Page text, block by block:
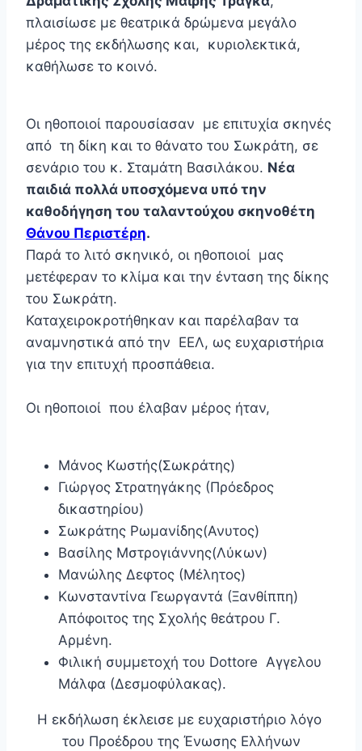
πλαισίωσε με θεατρικά δρώμενα μεγάλο
μέρος της εκδήλωσης και, κυριολεκτικά,
καθήλωσε το κοινό.
Οι ηθοποιοί παρουσίασαν με επιτυχία σκηνές
από τη δίκη και το θάνατο του Σωκράτη, σε
σενάριο του κ. Σταμάτη Βασιλάκου. Νέα
παιδιά πολλά υποσχόμενα υπό την
καθοδήγηση του ταλαντούχου σκηνοθέτη
Θάνου Περιστέρη.
Παρά το λιτό σκηνικό, οι ηθοποιοί μας
μετέφεραν το κλίμα και την ένταση της δίκης
του Σωκράτη.
Καταχειροκροτήθηκαν και παρέλαβαν τα
αναμνηστικά από την ΕΕΛ, ως ευχαριστήρια
για την επιτυχή προσπάθεια.
Οι ηθοποιοί που έλαβαν μέρος ήταν,
Μάνος Κωστής(Σωκράτης)
Γιώργος Στρατηγάκης (Πρόεδρος
δικαστηρίου)
Σωκράτης Ρωμανίδης(Ανυτος)
Βασίλης Μστρογιάννης(Λύκων)
Μανώλης Δεφτος (Μέλητος)
Κωνσταντίνα Γεωργαντά (Ξανθίππη)
Απόφοιτος της Σχολής θεάτρου Γ.
Αρμένη.
Φιλική συμμετοχή του Dottore Αγγελου
Μάλφα (Δεσμοφύλακας).
Η εκδήλωση έκλεισε με ευχαριστήριο λόγο
του Προέδρου της Ένωσης Ελλήνων